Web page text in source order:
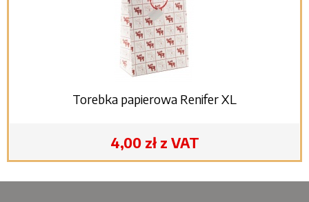
Torebka papierowa Renifer XL
4,00 zł z VAT